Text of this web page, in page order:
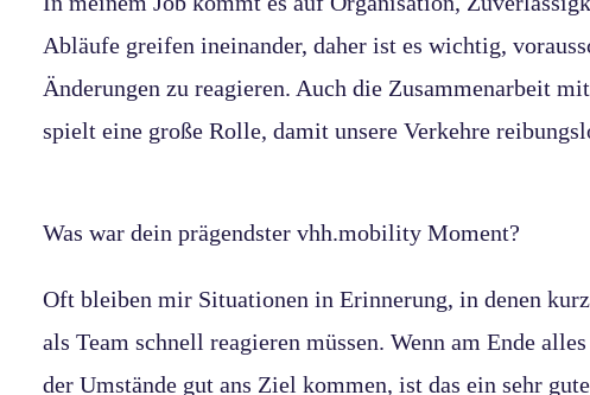
Abläufe greifen ineinander, daher ist es wichtig,
Änderungen zu reagieren. Auch die Zusammenarbeit
spielt eine große Rolle, damit unsere Verkehre
Was war dein prägendster vhh.mobility Moment?
Oft bleiben mir Situationen in Erinnerung, in denen
als Team schnell reagieren müssen. Wenn am Ende
der Umstände gut ans Ziel kommen, ist das ein sehr